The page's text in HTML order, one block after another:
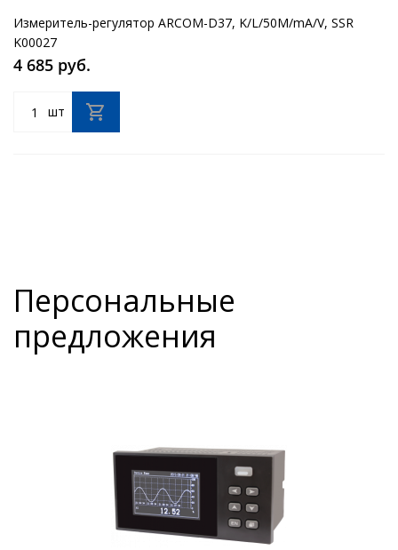
Измеритель-регулятор ARCOM-D37, K/L/50М/mA/V, SSR
K00027
4 685 руб.
шт
Персональные
предложения